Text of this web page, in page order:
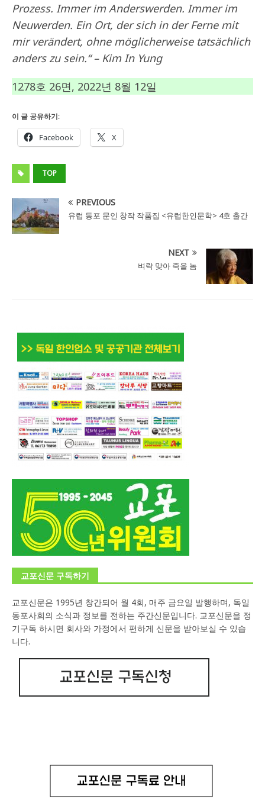
Prozess. Immer im Anderswerden. Immer im
Neuwerden. Ein Ort, der sich in der Ferne mit
mir verändert, ohne möglicherweise tatsächlich
anders zu sein.“– Kim In Yung
1278호 26면, 2022년 8월 12일
이 글 공유하기:
Facebook X
TOP
PREVIOUS
유럽 동포 문인 창작 작품집 <유럽한인문학> 4호 출간
NEXT
벼락 맞아 죽을 놈
교포신문 구독하기
교포신문은 1995년 창간되어 월 4회, 매주 금요일 발행하며, 독일
동포사회의 소식과 정보를 전하는 주간신문입니다. 교포신문을 정
기구독 하시면 회사와 가정에서 편하게 신문을 받아보실 수 있습
니다.